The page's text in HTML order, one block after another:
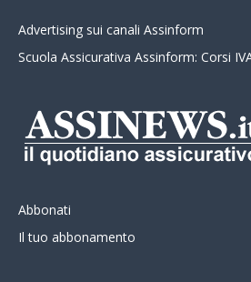
Advertising sui canali Assinform
Scuola Assicurativa Assinform: Corsi
Abbonati
Il tuo abbonamento